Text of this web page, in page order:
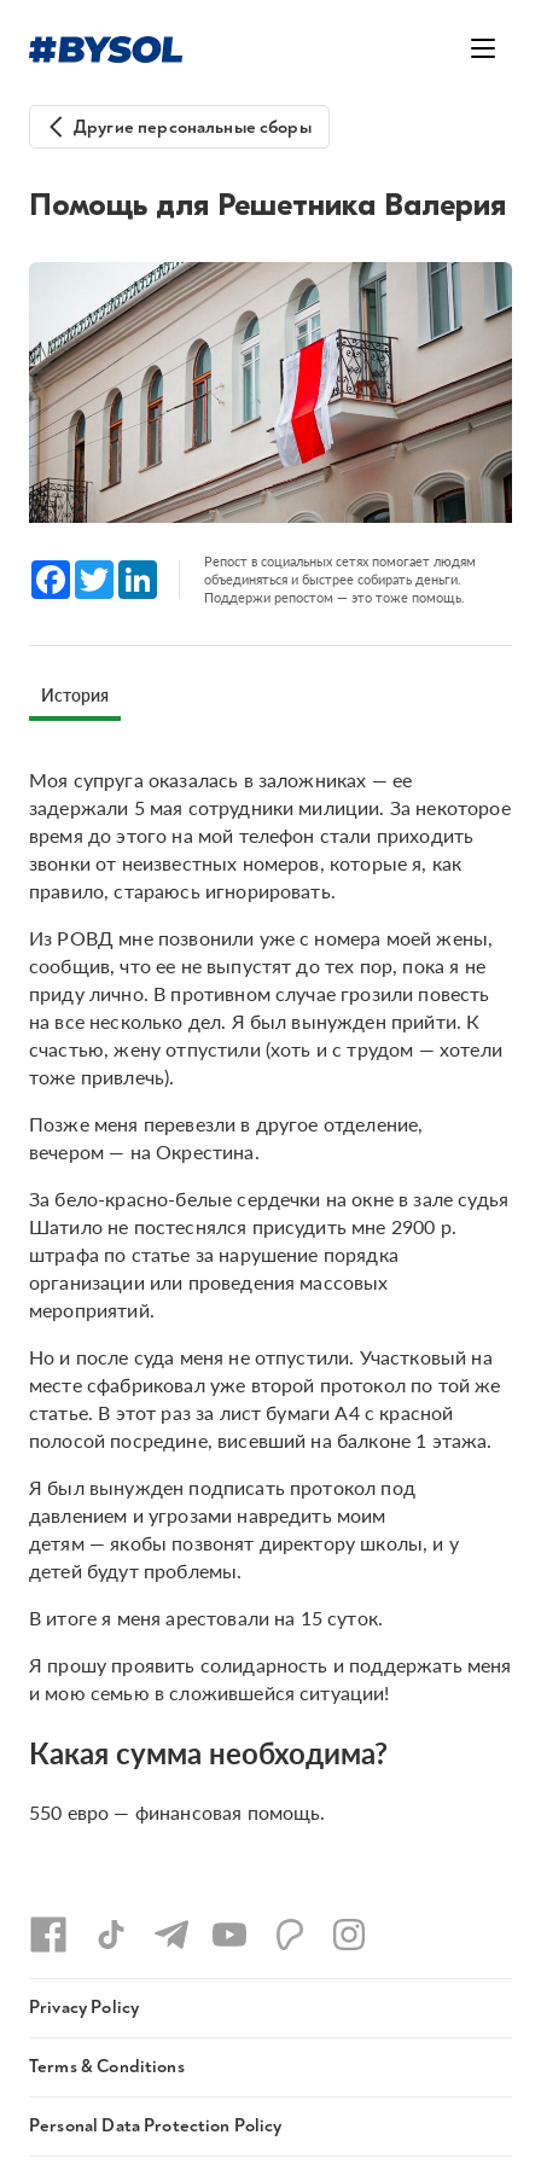
Другие персональные сборы
Помощь для Решетника Валерия
Facebook
Twitter LinkedInРепост в социальных сетях помогает людям
объединяться и быстрее собирать деньги.
Поддержи репостом — это тоже помощь.
История
Моя супруга оказалась в заложниках — ее
задержали 5 мая сотрудники милиции. За некоторое
время до этого на мой телефон стали приходить
звонки от неизвестных номеров, которые я, как
правило, стараюсь игнорировать.
Из РОВД мне позвонили уже с номера моей жены,
сообщив, что ее не выпустят до тех пор, пока я не
приду лично. В противном случае грозили повесть
на все несколько дел. Я был вынужден прийти. К
счастью, жену отпустили (хоть и с трудом — хотели
тоже привлечь).
Позже меня перевезли в другое отделение,
вечером — на Окрестина.
За бело-красно-белые сердечки на окне в зале судья
Шатило не постеснялся присудить мне 2900 р.
штрафа по статье за нарушение порядка
организации или проведения массовых
мероприятий.
Но и после суда меня не отпустили. Участковый на
месте сфабриковал уже второй протокол по той же
статье. В этот раз за лист бумаги А4 с красной
полосой посредине, висевший на балконе 1 этажа.
Я был вынужден подписать протокол под
давлением и угрозами навредить моим
детям — якобы позвонят директору школы, и у
детей будут проблемы.
В итоге я меня арестовали на 15 суток.
Я прошу проявить солидарность и поддержать меня
и мою семью в сложившейся ситуации!
Какая сумма необходима?
550 евро — финансовая помощь.
Privacy Policy
Terms & Conditions
Personal Data Protection Policy